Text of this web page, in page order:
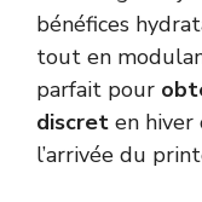
bénéfices
tout en
parfait pour
discret en
l’arrivée du